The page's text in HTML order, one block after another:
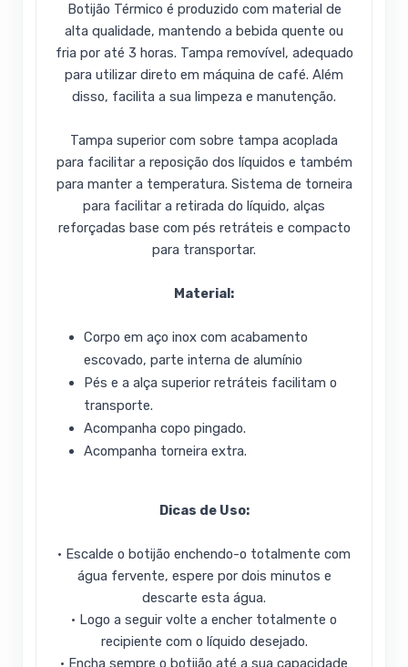
Botijão Térmico é produzido com material de
alta qualidade, mantendo a bebida quente ou
fria por até 3 horas. Tampa removível, adequado
para utilizar direto em máquina de café. Além
disso, facilita a sua limpeza e manutenção.
Tampa superior com sobre tampa acoplada
para facilitar a reposição dos líquidos e também
para manter a temperatura. Sistema de torneira
para facilitar a retirada do líquido, alças
reforçadas base com pés retráteis e compacto
para transportar.
Material:
Corpo em aço inox com acabamento
escovado, parte interna de alumínio
Pés e a alça superior retráteis facilitam o
transporte.
Acompanha copo pingado.
Acompanha torneira extra.
Dicas de Uso:
• Escalde o botijão enchendo-o totalmente com
água fervente, espere por dois minutos e
descarte esta água.
• Logo a seguir volte a encher totalmente o
recipiente com o líquido desejado.
• Encha sempre o botijão até a sua capacidade